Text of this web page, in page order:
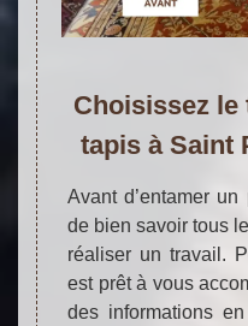
Choisissez le
tapis à Saint
Avant d’entamer un
de bien savoir tous
réaliser un travail.
est prêt à vous
des informations